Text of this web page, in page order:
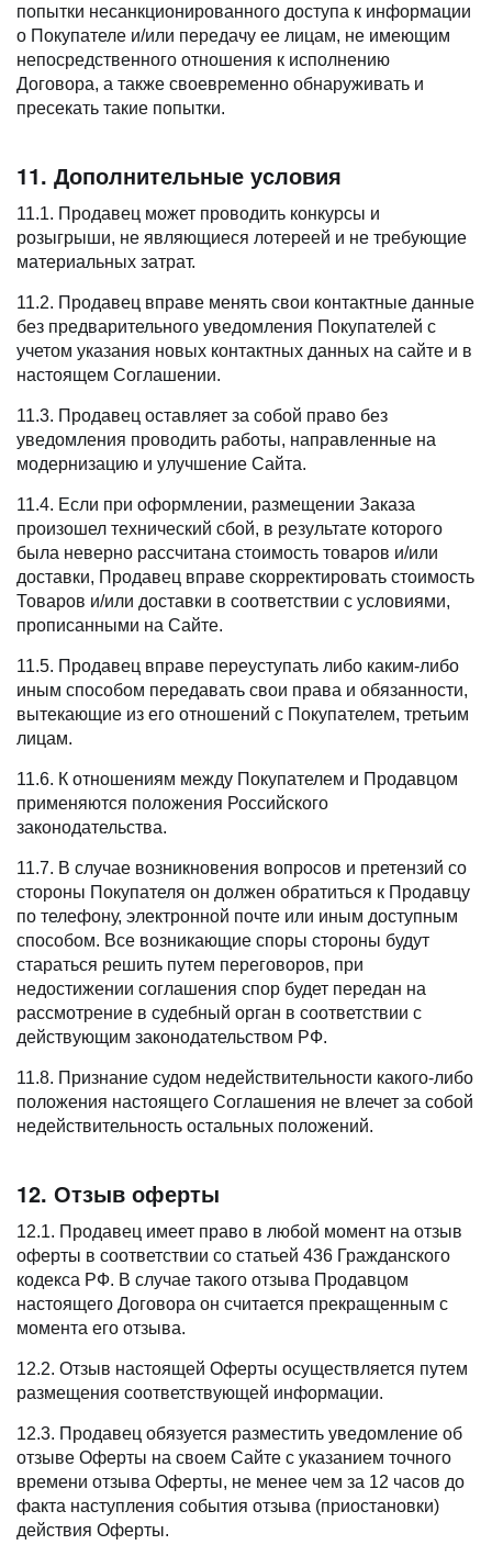
попытки несанкционированного доступа к информации
о Покупателе и/или передачу ее лицам, не имеющим
непосредственного отношения к исполнению
Договора, а также своевременно обнаруживать и
пресекать такие попытки.
11. Дополнительные условия
11.1. Продавец может проводить конкурсы и
розыгрыши, не являющиеся лотереей и не требующие
материальных затрат.
11.2. Продавец вправе менять свои контактные данные
без предварительного уведомления Покупателей с
учетом указания новых контактных данных на сайте и в
настоящем Соглашении.
11.3. Продавец оставляет за собой право без
уведомления проводить работы, направленные на
модернизацию и улучшение Сайта.
11.4. Если при оформлении, размещении Заказа
произошел технический сбой, в результате которого
была неверно рассчитана стоимость товаров и/или
доставки, Продавец вправе скорректировать стоимость
Товаров и/или доставки в соответствии с условиями,
прописанными на Сайте.
11.5. Продавец вправе переуступать либо каким-либо
иным способом передавать свои права и обязанности,
вытекающие из его отношений с Покупателем, третьим
лицам.
11.6. К отношениям между Покупателем и Продавцом
применяются положения Российского
законодательства.
11.7. В случае возникновения вопросов и претензий со
стороны Покупателя он должен обратиться к Продавцу
по телефону, электронной почте или иным доступным
способом. Все возникающие споры стороны будут
стараться решить путем переговоров, при
недостижении соглашения спор будет передан на
рассмотрение в судебный орган в соответствии с
действующим законодательством РФ.
11.8. Признание судом недействительности какого-либо
положения настоящего Соглашения не влечет за собой
недействительность остальных положений.
12. Отзыв оферты
12.1. Продавец имеет право в любой момент на отзыв
оферты в соответствии со статьей 436 Гражданского
кодекса РФ. В случае такого отзыва Продавцом
настоящего Договора он считается прекращенным с
момента его отзыва.
12.2. Отзыв настоящей Оферты осуществляется путем
размещения соответствующей информации.
12.3. Продавец обязуется разместить уведомление об
отзыве Оферты на своем Сайте с указанием точного
времени отзыва Оферты, не менее чем за 12 часов до
факта наступления события отзыва (приостановки)
действия Оферты.